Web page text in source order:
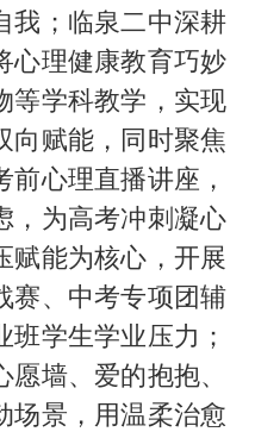
我；临泉二中深耕
心理健康教育巧妙
等学科教学，实现
向赋能，同时聚焦
心理直播讲座，
，为高考冲刺凝心
赋能为核心，开展
赛、中考专项团辅
学生学业压力；
墙、爱的抱抱、
场景，用温柔治愈